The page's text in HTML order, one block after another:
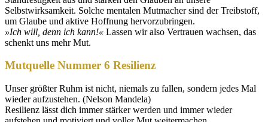
Selbstwirksamkeit. Solche mentalen Mutmacher sind der Treibstoff,
um Glaube und aktive Hoffnung hervorzubringen.
»Ich will, denn ich kann!« Lassen wir also Vertrauen wachsen, das
schenkt uns mehr Mut.
Mutquelle Nummer 6 Resilienz
Unser größter Ruhm ist nicht, niemals zu fallen, sondern jedes Mal
wieder aufzustehen. (Nelson Mandela)
Resilienz lässt dich immer stärker werden und immer wieder